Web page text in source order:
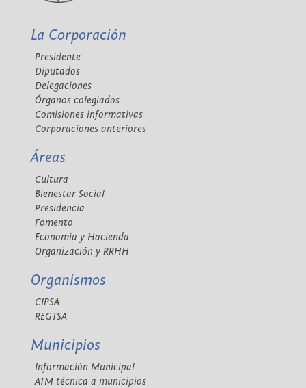
La Corporación
Presidente
Diputados
Delegaciones
Órganos colegiados
Comisiones informativas
Corporaciones anteriores
Áreas
Cultura
Bienestar Social
Presidencia
Fomento
Economía y Hacienda
Organización y RRHH
Organismos
CIPSA
REGTSA
Municipios
Información Municipal
ATM técnica a municipios